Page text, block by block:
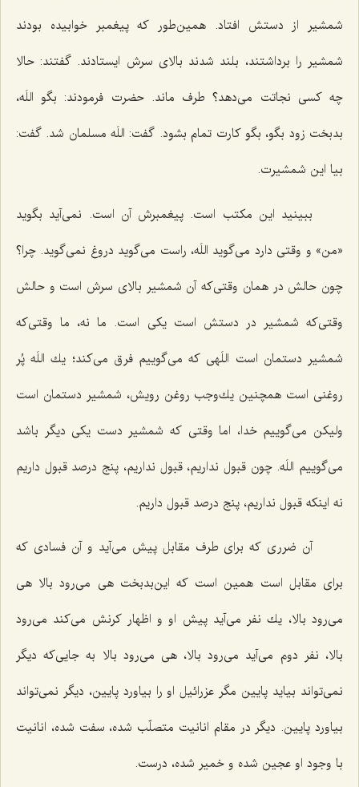
شمشیر از دستش افتاد. همین‌طور كه پیغمبر خوابیده بودند
شمشیر را برداشتند، بلند شدند بالای سرش ایستادند. گفتند: حالا
چه كسی نجاتت می‌دهد؟ طرف ماند. حضرت فرمودند: بگو اللَه،
بدبخت زود بگو، بگو كارت تمام بشود. گفت: اللَه مسلمان شد. گفت:
بیا این شمشیرت.
ببینید این مكتب است. پیغمبرش آن است. نمی‌آید بگوید
«من» و وقتی دارد می‌گوید اللَه، راست می‌گوید دروغ نمی‌گوید. چرا؟
چون حالش در همان وقتی‌كه آن شمشیر بالای سرش است و حالش
وقتی‌كه شمشیر در دستش است یكی است. ما نه، ما وقتی‌كه
شمشیر دستمان است اللَهی كه می‌گوییم فرق می‌كند؛ یك اللَه پُر
روغنی است همچنین یك‌وجب روغن رویش، شمشیر دستمان است
ولیكن می‌گوییم خدا، اما وقتی كه شمشیر دست یكی دیگر باشد
می‌گوییم اللَه. چون قبول نداریم، قبول نداریم، پنج درصد قبول داریم
نه اینكه قبول نداریم، پنج درصد قبول داریم.
آن ضرری كه برای طرف مقابل پیش می‌آید و آن فسادی كه
برای مقابل است همین است كه این‌بدبخت هی می‌رود بالا هی
می‌رود بالا، یك نفر می‌آید پیش او و اظهار كرنش می‌كند می‌رود
بالا، نفر دوم می‌آید می‌رود بالا، هی می‌رود بالا به جایی‌كه دیگر
نمی‌تواند بیاید پایین مگر عزرائیل او را بیاورد پایین، دیگر نمی‌تواند
بیاورد پایین. دیگر در مقام انانیت متصلّب شده، سفت شده، انانیت
با وجود او عجین شده و خمیر شده، درست.